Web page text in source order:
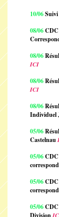
10/06
08/06
08/06
ICI
08/06
ICI
08/06
Individuel
05/06
Castelnau
05/06
05/06
05/06CDC
Division